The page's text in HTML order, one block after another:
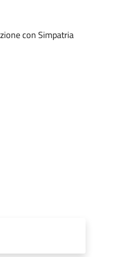
con Simpatria